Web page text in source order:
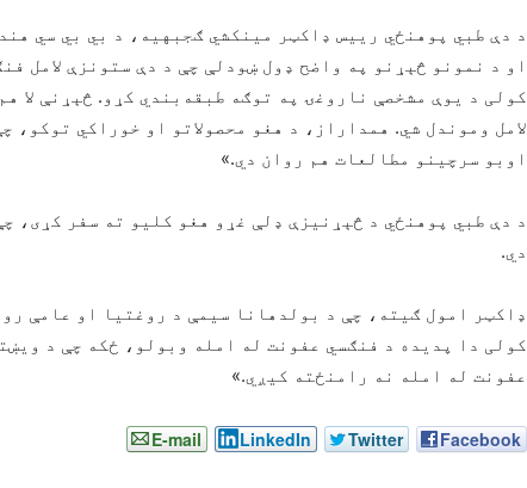
د دې طبي پوهنځي رييس ډاکټر مینکشي ګجبهیه، د بي بي سي
او د نمونو څېړنو په واضح ډول ښودلې چې د دې ستونزې لامل
کولی د یوې مشخصې ناروغۍ په توګه طبقه‌بندي کړو. څېړنې لا
لامل وموندل شي. همداراز، د هغو محصولاتو او خوراکي توکو،
اوبو سرچینو مطالعات هم روان دي.»
د دې طبي پوهنځي د څېړنیزې ډلې غړو هغو کلیو ته سفر کړی،
دي.
ډاکټر امول ګیته، چې د بولدهانا سیمې د روغتیا او عامې
کولی دا پدیده د فنګسي عفونت له امله وبولو، ځکه چې د
عفونت له امله نه رامنځته کیږي.»
Facebook
Twitter
LinkedIn
E-mail